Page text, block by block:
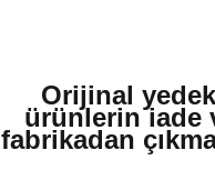
Orijinal
ürünlerin iade
fabrikadan